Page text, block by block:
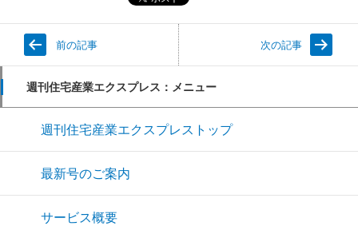
前の記事 次の記事
週刊住宅産業エクスプレス：メニュー
週刊住宅産業エクスプレストップ
最新号のご案内
サービス概要